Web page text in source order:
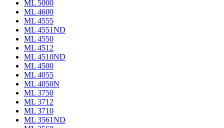
ML 5000
ML 4600
ML 4555
ML 4551ND
ML 4550
ML 4512
ML 4510ND
ML 4500
ML 4055
ML 4050N
ML 3750
ML 3712
ML 3710
ML 3561ND